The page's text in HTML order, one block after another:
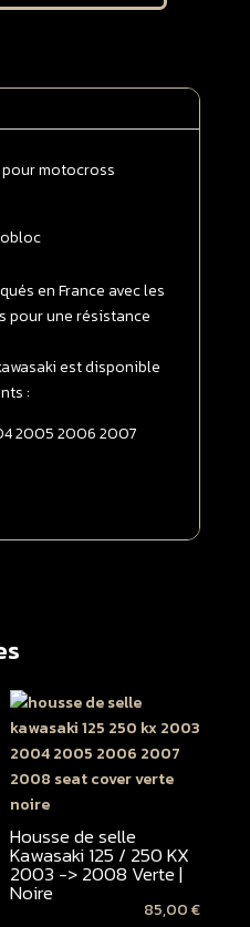
pour motocross
en France avec les
pour une résistance
est disponible
:
2005 2006 2007
Housse de selle
Kawasaki 125 / 250 KX
2003 -> 2008 Verte |
Noire
85,00€